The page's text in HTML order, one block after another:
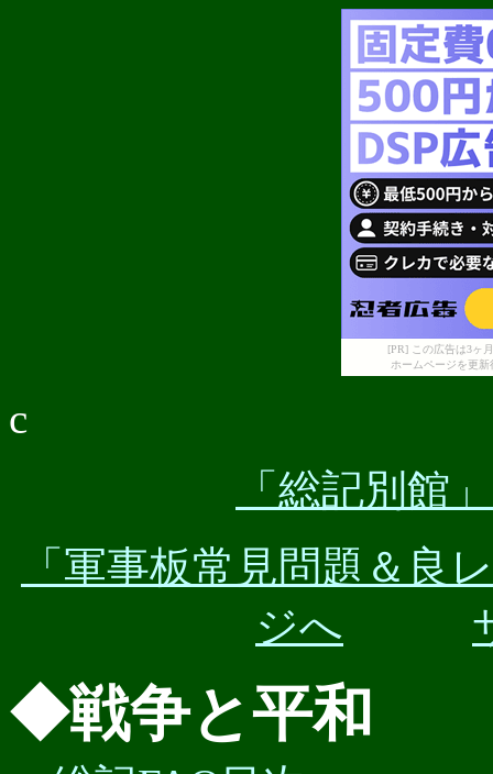
[PR] この広告は3ヶ
ホームページを更
c
「総記別館
「軍事板常見問題＆良
ジへ
◆戦争と平和